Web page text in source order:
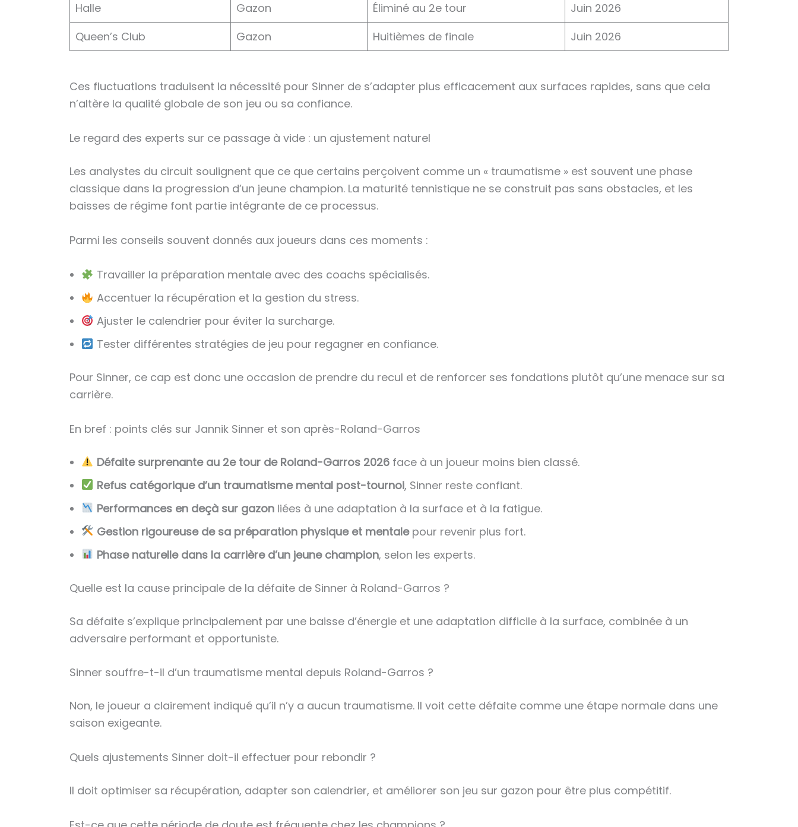
Halle
Gazon Éliminé au 2e tour
Juin 2026
Queen’s Club
Gazon Huitièmes de finale Juin 2026
Ces fluctuations traduisent la nécessité pour Sinner de s’adapter plus efficacement aux surfaces rapides, sans que cela
n’altère la qualité globale de son jeu ou sa confiance.
Le regard des experts sur ce passage à vide : un ajustement naturel
Les analystes du circuit soulignent que ce que certains perçoivent comme un « traumatisme » est souvent une phase
classique dans la progression d’un jeune champion. La maturité tennistique ne se construit pas sans obstacles, et les
baisses de régime font partie intégrante de ce processus.
Parmi les conseils souvent donnés aux joueurs dans ces moments :
Travailler la préparation mentale avec des coachs spécialisés.
Accentuer la récupération et la gestion du stress.
Ajuster le calendrier pour éviter la surcharge.
Tester différentes stratégies de jeu pour regagner en confiance.
Pour Sinner, ce cap est donc une occasion de prendre du recul et de renforcer ses fondations plutôt qu’une menace sur sa
carrière.
En bref : points clés sur Jannik Sinner et son après-Roland-Garros
Défaite surprenante au 2e tour de Roland-Garros 2026face à un joueur moins bien classé.
Refus catégorique d’un traumatisme mental post-tournoi, Sinner reste confiant.
Performances en deçà sur gazonliées à une adaptation à la surface et à la fatigue.
Gestion rigoureuse de sa préparation physique et mentalepour revenir plus fort.
Phase naturelle dans la carrière d’un jeune champion, selon les experts.
Quelle est la cause principale de la défaite de Sinner à Roland-Garros ?
Sa défaite s’explique principalement par une baisse d’énergie et une adaptation difficile à la surface, combinée à un
adversaire performant et opportuniste.
Sinner souffre-t-il d’un traumatisme mental depuis Roland-Garros ?
Non, le joueur a clairement indiqué qu’il n’y a aucun traumatisme. Il voit cette défaite comme une étape normale dans une
saison exigeante.
Quels ajustements Sinner doit-il effectuer pour rebondir ?
Il doit optimiser sa récupération, adapter son calendrier, et améliorer son jeu sur gazon pour être plus compétitif.